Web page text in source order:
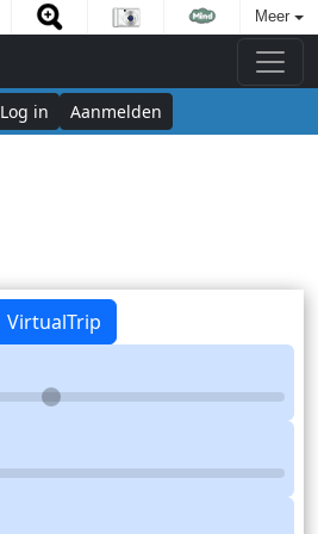
Meer
Log in Aanmelden
VirtualTrip